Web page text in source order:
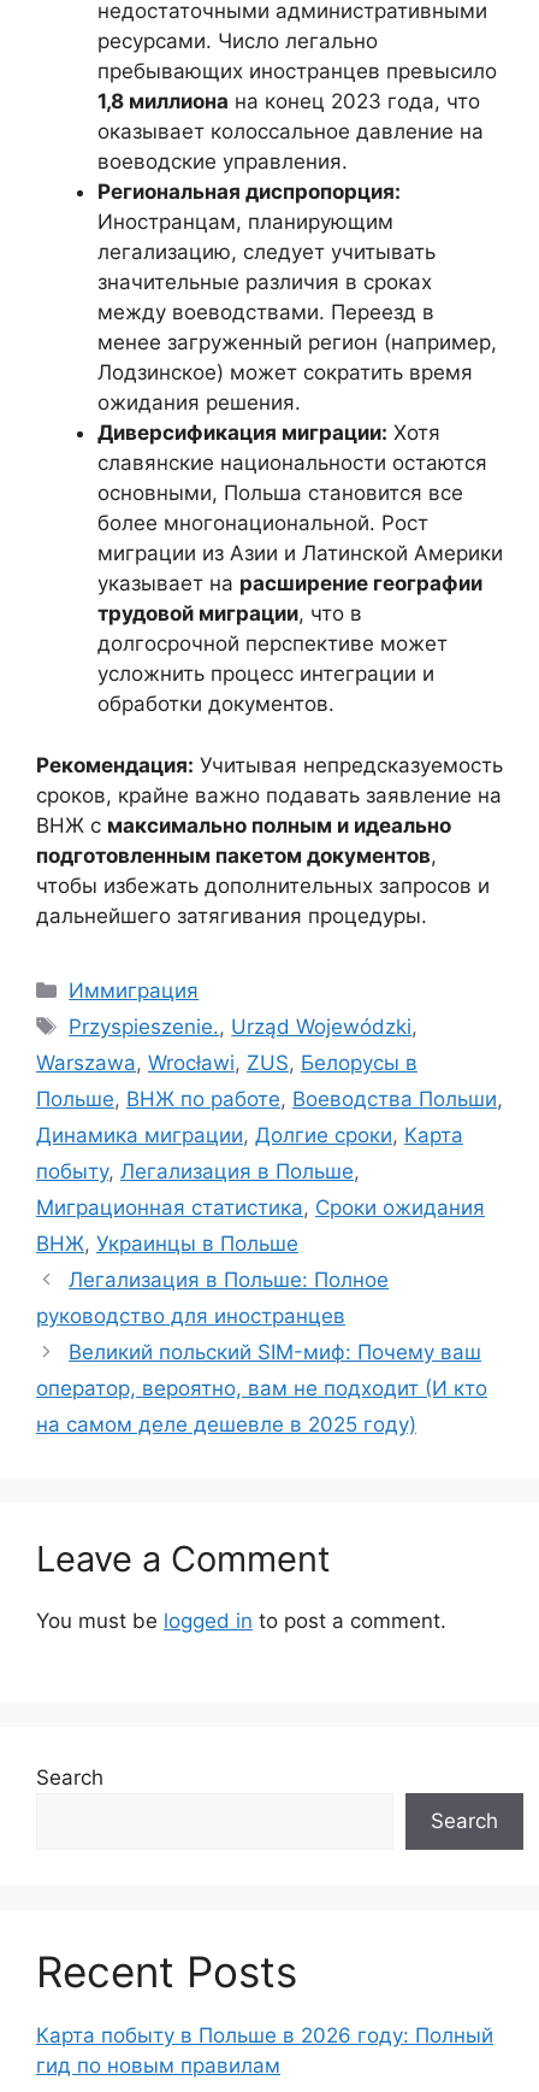
недостаточными административными
ресурсами. Число легально
пребывающих иностранцев превысило
1,8 миллиона на конец 2023 года, что
оказывает колоссальное давление на
воеводские управления.
Региональная диспропорция:
Иностранцам, планирующим
легализацию, следует учитывать
значительные различия в сроках
между воеводствами. Переезд в
менее загруженный регион (например,
Лодзинское) может сократить время
ожидания решения.
Диверсификация миграции: Хотя
славянские национальности остаются
основными, Польша становится все
более многонациональной. Рост
миграции из Азии и Латинской Америки
указывает на расширение географии
трудовой миграции, что в
долгосрочной перспективе может
усложнить процесс интеграции и
обработки документов.
Рекомендация: Учитывая непредсказуемость
сроков, крайне важно подавать заявление на
ВНЖ с максимально полным и идеально
подготовленным пакетом документов,
чтобы избежать дополнительных запросов и
дальнейшего затягивания процедуры.
Categories
Иммиграция
Tags
Przyspieszenie., Urząd Wojewódzki,
Warszawa, Wrocławi, ZUS, Белорусы в
Польше, ВНЖ по работе, Воеводства Польши,
Динамика миграции, Долгие сроки, Карта
побыту, Легализация в Польше,
Миграционная статистика, Сроки ожидания
ВНЖ, Украинцы в Польше
Легализация в Польше: Полное
руководство для иностранцев
Великий польский SIM-миф: Почему ваш
оператор, вероятно, вам не подходит (И кто
на самом деле дешевле в 2025 году)
Leave a Comment
You must be logged in to post a comment.
Search
Search
Recent Posts
Карта побыту в Польше в 2026 году: Полный
гид по новым правилам